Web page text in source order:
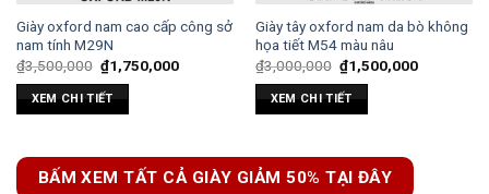
Giày oxford nam cao cấp công sở
nam tính M29N
₫3,500,000 ₫1,750,000
XEM CHI TIẾT
Giày tây oxford nam da bò không
họa tiết M54 màu nâu
₫3,000,000 ₫1,500,000
XEM CHI TIẾT
BẤM XEM TẤT CẢ GIÀY GIẢM 50% TẠI ĐÂY